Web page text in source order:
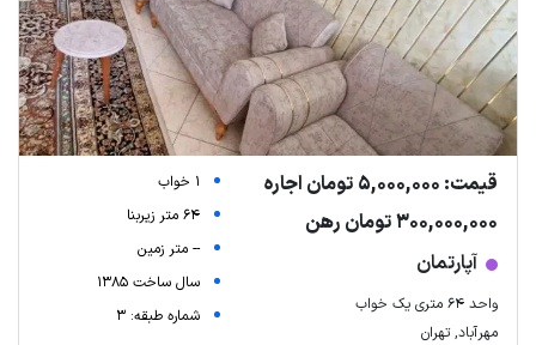
قیمت: 5,000,000 تومان اجاره
300,000,000 تومان رهن
آپارتمان
واحد 64 متری یک خواب
مهرآباد, تهران
1 خواب
64 متر زیربنا
-- متر زمین
سال ساخت 1385
شماره طبقه: 3